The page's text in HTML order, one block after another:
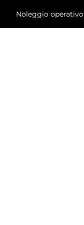
Noleggio operativo